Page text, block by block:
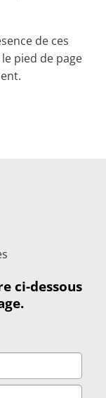
de ces
pied de page
ci-dessous